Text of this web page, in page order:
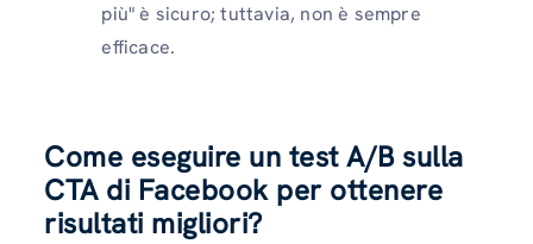
più" è sicuro; tuttavia, non è sempre
efficace.
Come eseguire un test A/B sulla
CTA di Facebook per ottenere
risultati migliori?